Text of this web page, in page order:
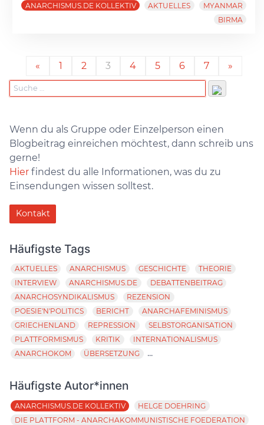
ANARCHISMUS.DE KOLLEKTIV AKTUELLES
MYANMAR
BIRMA
« 1 2 3 4 5 6 7 »
Wenn du als Gruppe oder Einzelperson einen
Blogbeitrag einreichen möchtest, dann schreib uns
gerne!
Hier findest du alle Informationen, was du zu
Einsendungen wissen solltest.
Kontakt
Häufigste Tags
AKTUELLES ANARCHISMUS GESCHICHTE
THEORIE
INTERVIEW
ANARCHISMUS.DE
DEBATTENBEITRAG
ANARCHOSYNDIKALISMUS
REZENSION
POESIE'N'POLITICS
BERICHT
ANARCHAFEMINISMUS
GRIECHENLAND
REPRESSION
SELBSTORGANISATION
PLATTFORMISMUS
KRITIK
INTERNATIONALISMUS
ANARCHOKOM
ÜBERSETZUNG ...
Häufigste Autor*innen
ANARCHISMUS.DE KOLLEKTIV
HELGE DOEHRING
DIE PLATTFORM - ANARCHAKOMMUNISTISCHE FOEDERATION